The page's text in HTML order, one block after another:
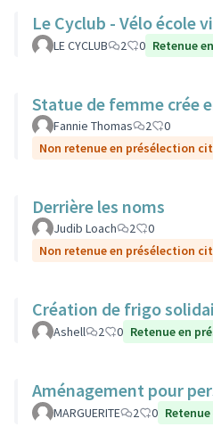
Le Cyclub - Vélo école
LE CYCLUB 2 0 Retenue
Statue de femme crée
Fannie Thomas 2
0
Non retenue en présélection
Derrière les noms
Judib Loach 2
0
Non retenue en présélection
Création de frigo
Ashell 2 0 Retenue en
Aménagement pour
MARGUERITE 2 0